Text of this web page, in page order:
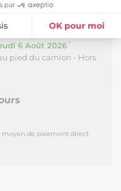
par
OK pour moi
: Personnalisez vos
et de gérer vos
6 Août 2026 *
pied du camion - Hors
moyen de paiement direct